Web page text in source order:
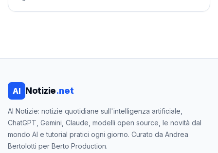
AI Notizie.net
AI Notizie: notizie quotidiane sull'intelligenza artificiale,
ChatGPT, Gemini, Claude, modelli open source, le novità dal
mondo AI e tutorial pratici ogni giorno. Curato da Andrea
Bertolotti per Berto Production.